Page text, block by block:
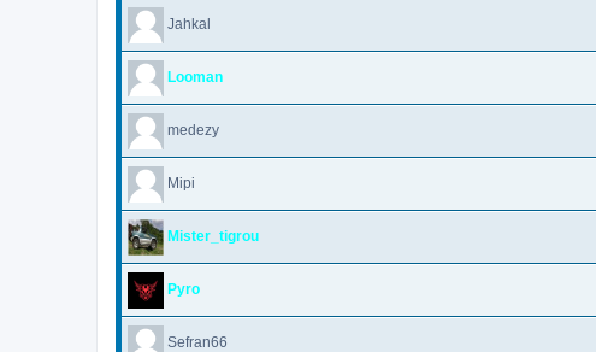
Jahkal
Looman
medezy
Mipi
Mister_tigrou
Pyro
Sefran66